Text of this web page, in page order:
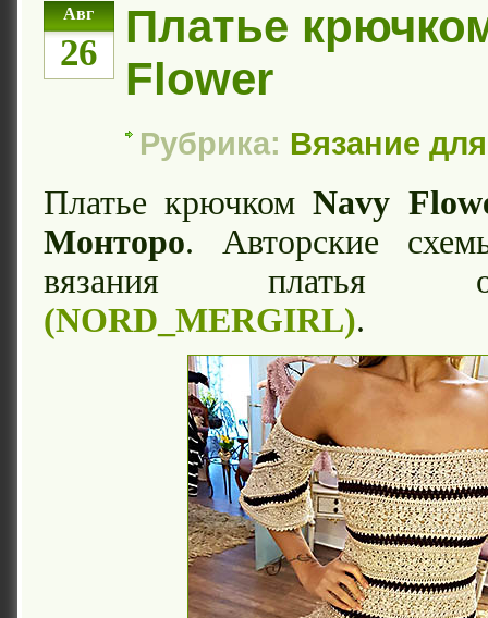
Авг
26
Платье
Flower
Рубрика: Вязание
Платье крючкомNavy
Монторо. Авторские
вязания
(NORD_MERGIRL).